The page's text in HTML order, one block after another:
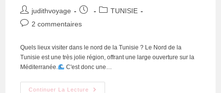
judithvoyage
TUNISIE
2 commentaires
Quels lieux visiter dans le nord de la Tunisie ? Le Nord de la
Tunisie est une très jolie région, offrant une large ouverture sur la
Méditerranée.
C'est donc une…
Continuer La Lecture